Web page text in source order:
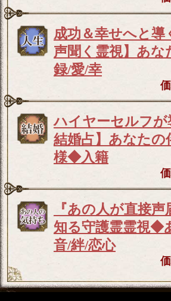
成功＆幸せへと導
声聞く霊視】あな
録/愛/幸
ハイヤーセルフが
結婚占】あなたの
様◆入籍
『あの人が直接
知る守護霊霊視◆
音/絆/恋心